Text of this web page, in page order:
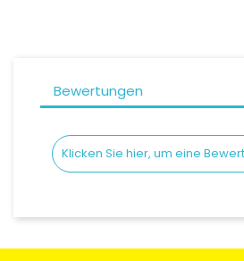
Bewertungen
Klicken Sie hier, um eine